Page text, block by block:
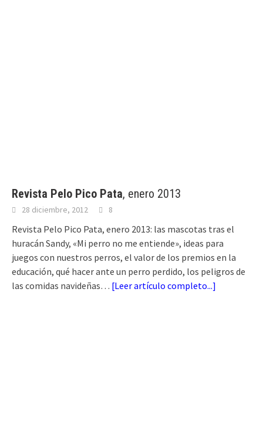
Revista Pelo Pico Pata, enero 2013
28 diciembre, 2012 8
Revista Pelo Pico Pata, enero 2013: las mascotas tras el
huracán Sandy, «Mi perro no me entiende», ideas para
juegos con nuestros perros, el valor de los premios en la
educación, qué hacer ante un perro perdido, los peligros de
las comidas navideñas… [Leer artículo completo...]